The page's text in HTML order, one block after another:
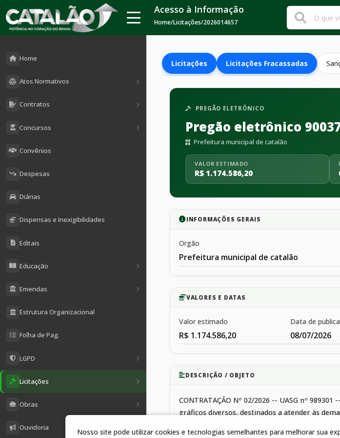
Home
Atos Normativos
Contratos
Concursos
Convênios
Despesas
Diárias
Dispensas e Inexigibilidades
Editais
Educação
Emendas
Estrutura Organizacional
Folha de Pag.
LGPD
Licitações
Obras
Ouvidoria
Acesso à Informação
Home/Licitações/2026014657
Licitações Licitações Fracassadas
PREGÃO ELETRÔNICO
Pregão eletrônico
Prefeitura municipal de catalão
VALOR ESTIMADO
R$ 1.174.586,20
INFORMAÇÕES GERAIS
Orgão
Prefeitura municipal de catalão
VALORES E DATAS
Valor estimado
R$ 1.174.586,20
Data de
08/07/2026
DESCRIÇÃO / OBJETO
CONTRATAÇÃO Nº 02/2026 -- UASG nº
gráficos diversos, destinados a atender às
Nosso site pode utilizar cookies e tecnologias semelhantes para melhorar sua